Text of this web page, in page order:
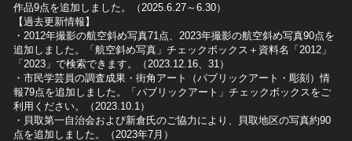
作品9点を追加しました。（2025.6.27～6.30）
【過去更新情報】
・2012年撮影の航空斜め写真71点、2023年撮影の航空斜め写真90点を
追加しました。「航空斜め写真」チェックボックス＋資料名「2012」
「2023」で検索できます。（2023.12.16、31）
​・市民学芸員の調査成果・街角アート（パブリックアート・彫刻）情
報79点を追加しました。「パブリックアート」チェックボックスをご
利用ください。（2023.10.1）
・貝取第一自治会および新倉氏のご協力により、貝取地区の写真約90
点を追加しました。（2023年7月）